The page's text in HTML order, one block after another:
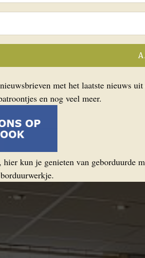
met het laatste nieuws
en nog veel meer.
hier kun je genieten van geborduurde